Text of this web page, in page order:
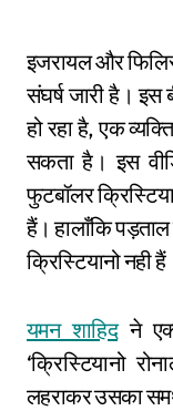
इजरायल और
संघर्ष जारी है। इस
हो रहा है, एक
सकता है। इस
फुटबॉलर
हैं। हालाँकि
क्रिस्टियानो नही
यमन शाहिदने
‘क्रिस्टियानो
लहराकर उसका